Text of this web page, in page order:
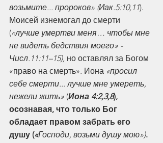
возьмите... пророков» (Иак.5:10,11).
Моисей изнемогал до смерти
(«лучше умертви меня… чтобы мне
не видеть бедствия моего» -
Числ.11:11–15), но оставлял за Богом
«право на смерть». Иона «просил
себе смерти... лучше мне умереть,
нежели жить» (Иона 4:2,3,8),
осознавая, что только Бог
обладает правом забрать его
душу («Господи, возьми душу мою»).